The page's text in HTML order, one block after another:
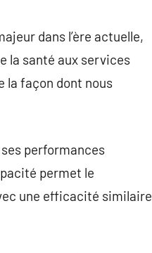
dans l’ère actuelle,
la santé aux services
la façon dont nous
performances
permet le
une efficacité similaire